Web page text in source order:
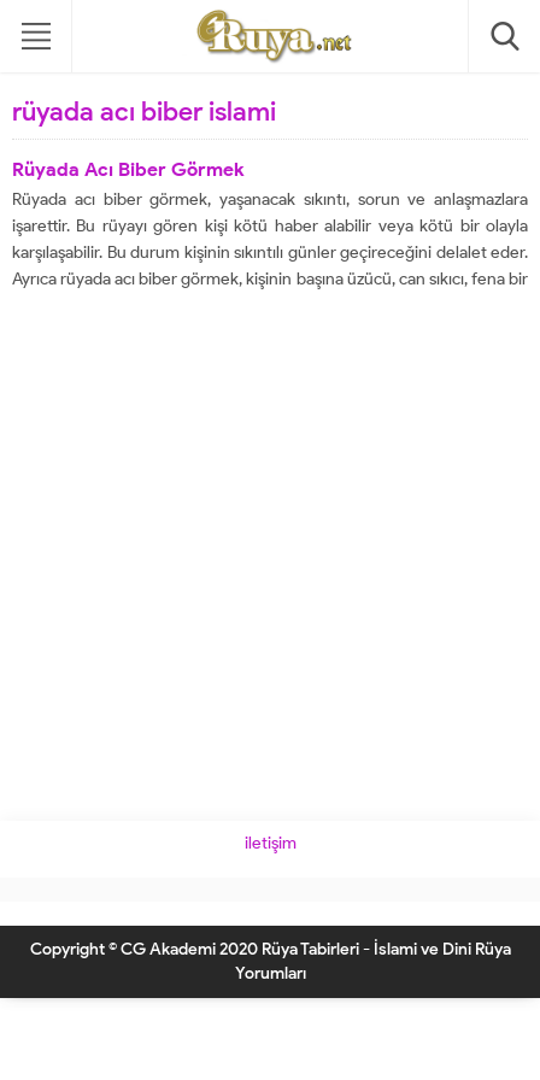
rüyada acı biber islami
Rüyada Acı Biber Görmek
Rüyada acı biber görmek, yaşanacak sıkıntı, sorun ve anlaşmazlara
işarettir. Bu rüyayı gören kişi kötü haber alabilir veya kötü bir olayla
karşılaşabilir. Bu durum kişinin sıkıntılı günler geçireceğini delalet eder.
Ayrıca rüyada acı biber görmek, kişinin başına üzücü, can sıkıcı, fena bir
iletişim
Copyright © CG Akademi 2020 Rüya Tabirleri - İslami ve Dini Rüya
Yorumları